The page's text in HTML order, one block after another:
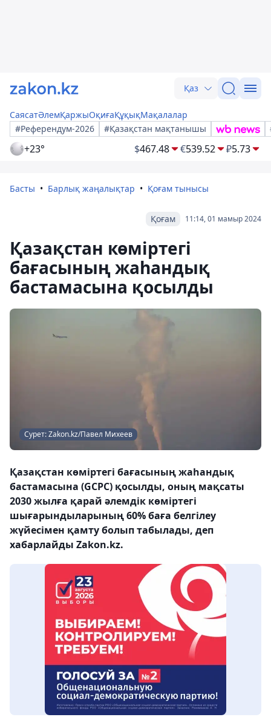
Қаз
СаясатӘлемҚаржыОқиғаҚұқықМақалалар
#Референдум-2026
#Қазақстан мақтанышы
+23° $467.48 €539.52 ₽5.73
Басты Барлық жаңалықтар Қоғам тынысы
11:14, 01 мамыр 2024
Қоғам
Қазақстан көміртегі
бағасының жаһандық
бастамасына қосылды
Сурет: Zakon.kz/Павел Михеев
Қазақстан көміртегі бағасының жаһандық
бастамасына (GCPC) қосылды, оның мақсаты
2030 жылға қарай әлемдік көміртегі
шығарындыларының 60% баға белгілеу
жүйесімен қамту болып табылады, деп
хабарлайды Zakon.kz.